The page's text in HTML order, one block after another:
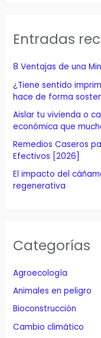
r
p
r
:
Entradas
8 Ventajas de una
¿Tiene sentido
hace de forma
Aislar tu vivienda o
económica que
Remedios Caseros
Efectivos [2026]
El impacto del
regenerativa
Categorías
Agroecología
Animales en peligro
Bioconstrucción
Cambio climático